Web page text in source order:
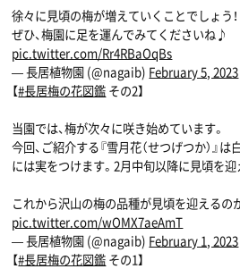
徐々に見頃の梅が増えていくことでしょう！
ぜひ、梅園に足を運んでみてくださいね♪
pic.twitter.com/Rr4RBaOqBs
— 長居植物園 (@nagaib) February 5, 2023
【#長居梅の花図鑑 その2】
当園では、梅が次々に咲き始めています。
今回、ご紹介する『雪月花（せつげつか）』
には実をつけます。2月中旬以降に見頃を迎
これから沢山の梅の品種が見頃を迎えるの
pic.twitter.com/wOMX7aeAmT
— 長居植物園 (@nagaib) February 1, 2023
【#長居梅の花図鑑 その1】